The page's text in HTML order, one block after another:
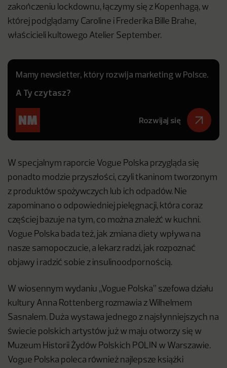
zakończeniu lockdownu, łączymy się z Kopenhagą, w
której podglądamy Caroline i Frederika Bille Brahe,
właścicieli kultowego Atelier September.
Mamy newsletter, który rozwija marketing w Polsce.
A Ty czytasz?
Rozwijaj się
W specjalnym raporcie Vogue Polska przygląda się
ponadto modzie przyszłości, czyli tkaninom tworzonym
z produktów spożywczych lub ich odpadów. Nie
zapominano o odpowiedniej pielęgnacji, która coraz
częściej bazuje na tym, co można znaleźć w kuchni.
Vogue Polska bada też, jak zmiana diety wpływa na
nasze samopoczucie, a lekarz radzi, jak rozpoznać
objawy i radzić sobie z insulinoodpornością.
W wiosennym wydaniu „Vogue Polska” szefowa działu
kultury Anna Rottenberg rozmawia z Wilhelmem
Sasnalem. Duża wystawa jednego z najsłynniejszych na
świecie polskich artystów już w maju otworzy się w
Muzeum Historii Żydów Polskich POLIN w Warszawie.
Vogue Polska poleca również najlepsze książki